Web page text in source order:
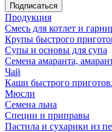
Продукция
Смесь для котлет и
Крупы быстрого
Супы и основы для супа
Семена амаранта,
Чай
Каши быстрого
Мюсли
Семена льна
Специи и приправы
Пастила и сухарики из